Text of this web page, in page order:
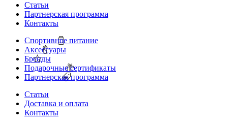
Статьи
Партнерская программа
Контакты
Спортивное питание
Аксессуары
Бренды
Подарочные сертификаты
Партнерская программа
Статьи
Доставка и оплата
Контакты